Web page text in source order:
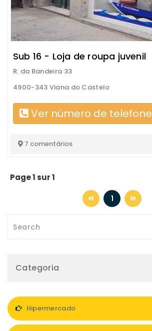
Sub 16 - Loja de roupa juvenil
R. da Bandeira 33
4900-343 Viana do Castelo
Ver número de telefone
7 comentários
Page 1 sur 1
1
Categoria
Hipermercado